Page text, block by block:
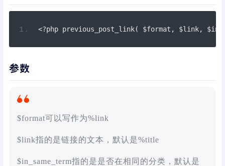
<?php previous_post_link( $format , $link,
参数
$format可以写作为%link
$link指的是链接的文本，默认是%title
$in_same_term指的是是否在相同的分类，默认是